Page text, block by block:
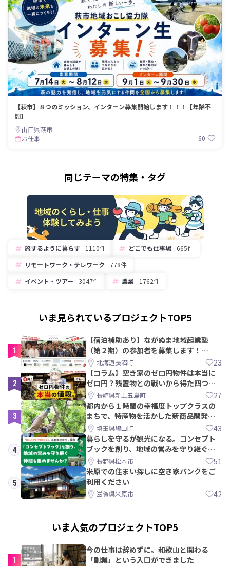
【萩市】８つのミッション、インターン募集開始します！！！【年齢不
問】
山口県萩市
お仕事
60
同じテーマの特集・タグ
旅するように暮らす 1110件 どこでも仕事場
665件
リモートワーク・テレワーク
778件
イベント・ツアー
3047件 農業 1762件
いま見られているプロジェクトTOP5
1
【宿泊補助あり】ながぬま地域起業塾
（第２期）の参加者を募集します！
【8/21〆】
北海道長沼町 23
2
【コラム】空き家のゼロ円物件は本当に
ゼロ円？残置物との戦いから得た四つの
教訓｜新上五島町
長崎県新上五島町 27
3
都内から１時間の幸福度トップクラスの
まちで、特産物を活かした新商品開発＆
PRメンバー募集！
埼玉県鳩山町 43
4
暮らしを守るが観光になる。コンセプト
ブックを創り、地域の営みを守り継ぐ仲
間を集めませんか？
長野県松本市 51
5
米原での住まい探しに空き家バンクをご
利用ください
滋賀県米原市 42
いま人気のプロジェクトTOP5
1
今の仕事は辞めずに。和歌山と関わる
「副業」という入口ができました